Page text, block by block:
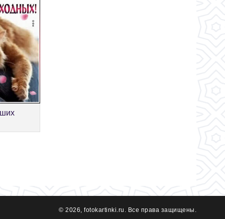
© 2026, fotokartinki.ru. Все права защищены.